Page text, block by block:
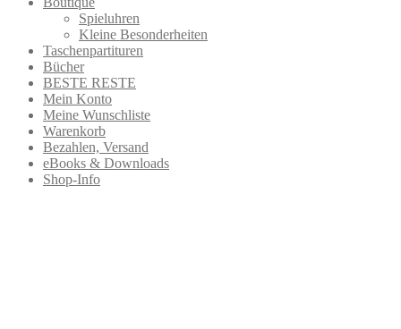
Spieluhren
Kleine Besonderheiten
Taschenpartituren
Bücher
BESTE RESTE
Mein Konto
Meine Wunschliste
Warenkorb
Bezahlen, Versand
eBooks & Downloads
Shop-Info